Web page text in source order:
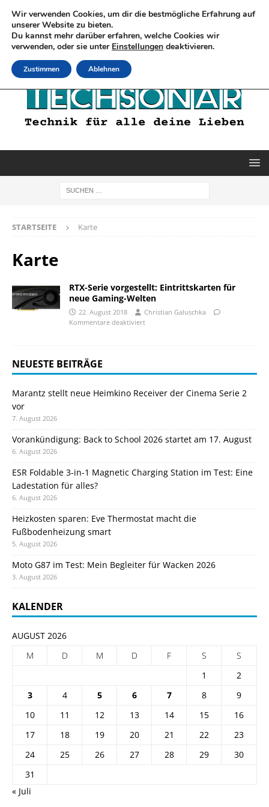
STARTSEITE Karte
Karte
RTX-Serie vorgestellt: Eintrittskarten für
neue Gaming-Welten
22. August 2018
Christian Galuschka
Kommentare deaktiviert
NEUESTE BEITRÄGE
Marantz stellt neue Heimkino Receiver der Cinema Serie 2
vor
7. August 2026
Vorankündigung: Back to School 2026 startet am 17. August
6. August 2026
ESR Foldable 3-in-1 Magnetic Charging Station im Test: Eine
Ladestation für alles?
6. August 2026
Heizkosten sparen: Eve Thermostat macht die
Fußbodenheizung smart
5. August 2026
Moto G87 im Test: Mein Begleiter für Wacken 2026
3. August 2026
KALENDER
AUGUST 2026
M
D M D F S
S
1
2
3
4 5 6 7 8
9
10
11 12 13 14 15
16
17
18 19 20 21 22
23
24
25 26 27 28 29
30
31
« Juli
Wir verwenden Cookies, um dir die bestmögliche Erfahrung auf
unserer Website zu bieten.
Du kannst mehr darüber erfahren, welche Cookies wir
verwenden, oder sie unter Einstellungen deaktivieren.
Zustimmen Ablehnen